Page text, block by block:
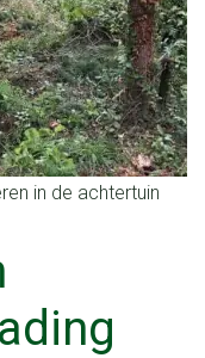
in de achtertuin